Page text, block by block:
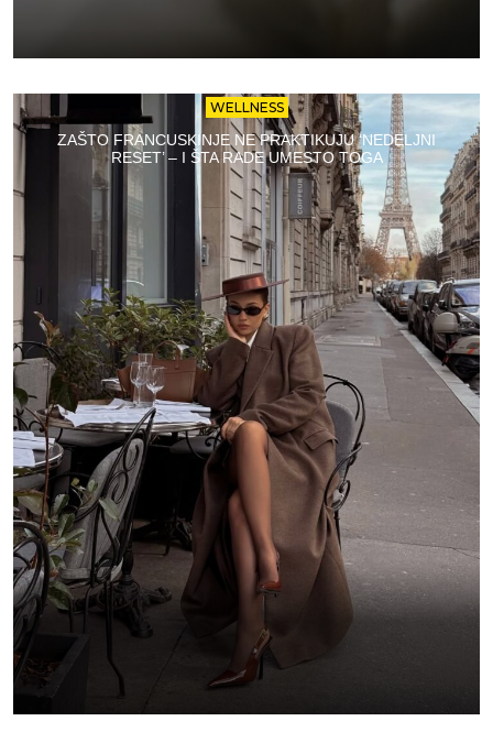
WELLNESS
ZAŠTO FRANCUSKINJE NE PRAKTIKUJU ‘NEDELJNI
RESET’ – I ŠTA RADE UMESTO TOGA